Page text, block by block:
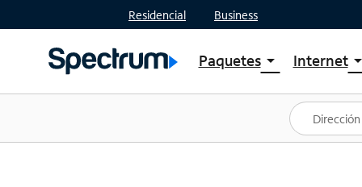
Residencial Business
Paquetesarrow_drop_down
Ver paquetes
Spectrum One
Mejores ofertas
Internetarrow_drop_down
Planes